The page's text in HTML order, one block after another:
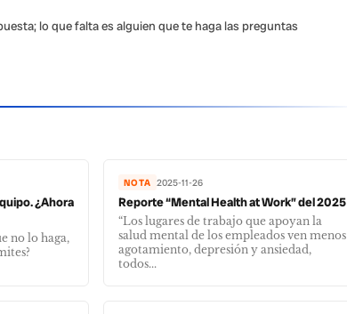
lo que falta es alguien que te haga las preguntas
¿Ahora
no lo haga,
NOTA 2025-11-26
Reporte “Mental Health at Work” del 2025
“Los lugares de trabajo que apoyan la
salud mental de los empleados ven menos
agotamiento, depresión y ansiedad,
todos...